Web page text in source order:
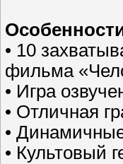
• 10
фильма
• Игра
• Отличная
•
• Культовый